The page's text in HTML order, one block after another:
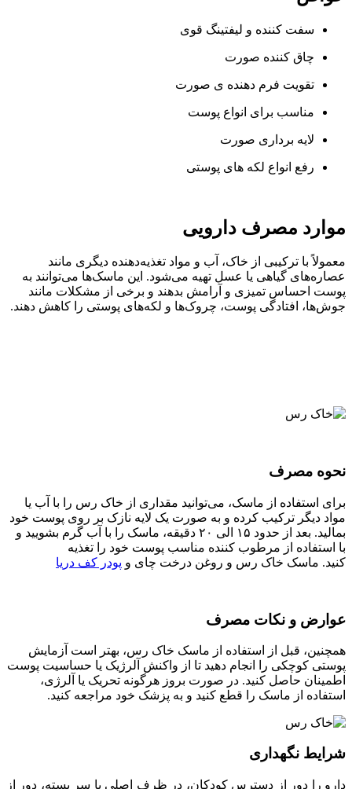
سفت کننده و لیفتینگ قوی
چاق کننده صورت
تقویت فرم دهنده ی صورت
مناسب برای انواع پوست
لایه برداری صورت
رفع انواع لکه های پوستی
موارد مصرف دارویی
معمولاً با ترکیبی از خاک، آب و مواد تغذیه‌دهنده دیگری مانند
عصاره‌های گیاهی یا عسل تهیه می‌شود. این ماسک‌ها می‌توانند به
پوست احساس تمیزی و آرامش بدهند و برخی از مشکلات مانند
جوش‌ها، افتادگی پوست، چروک‌ها و لکه‌های پوستی را کاهش دهند.
نحوه مصرف
برای استفاده از ماسک، می‌توانید مقداری از خاک رس را با آب یا
مواد دیگر ترکیب کرده و به صورت یک لایه نازک بر روی پوست خود
بمالید. بعد از حدود ۱۵ الی ۲۰ دقیقه، ماسک را با آب گرم بشویید و
با استفاده از مرطوب کننده مناسب پوست خود را تغذیه
کنید. ماسک خاک رس و روغن درخت چای و پودر کف دریا
عوارض و نکات مصرف
همچنین، قبل از استفاده از ماسک خاک رس، بهتر است آزمایش
پوستی کوچکی را انجام دهید تا از واکنش آلرژیک یا حساسیت پوست
اطمینان حاصل کنید. در صورت بروز هرگونه تحریک یا آلرژی،
استفاده از ماسک را قطع کنید و به پزشک خود مراجعه کنید.
شرایط نگهداری
دارو را دور از دسترس کودکان، در ظرف اصلی یا سر بسته، دور از